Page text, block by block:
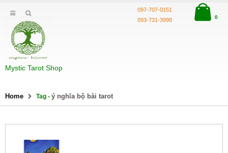
Mystic Tarot Shop
097-707-0151
093-731-3998
0
Home Tag - ý nghĩa bộ bài tarot